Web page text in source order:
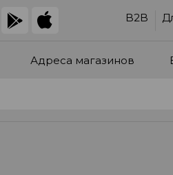
B2B
Адреса магазинов